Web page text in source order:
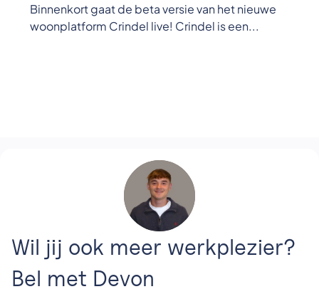
Binnenkort gaat de beta versie van het nieuwe
woonplatform Crindel live! Crindel is een...
Wil jij ook meer werkplezier?
Bel met Devon